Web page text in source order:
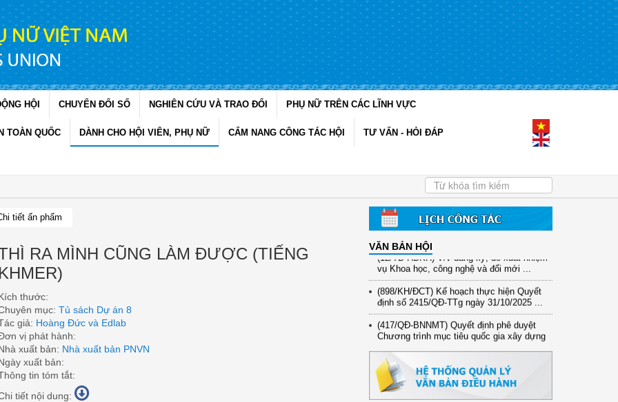
HỘI CHUYỂN ĐỔI SỐ NGHIÊN CỨU VÀ TRAO ĐỔI PHỤ NỮ TRÊN CÁC LĨNH VỰC
TOÀN QUỐC DÀNH CHO HỘI VIÊN, PHỤ NỮ CẨM NANG CÔNG TÁC HỘI TƯ VẤN - HỎI ĐÁP
tiết ấn phẩm
RA MÌNH CŨNG LÀM ĐƯỢC (TIẾNG
KHMER)
thước:
mục: Tủ sách Dự án 8
giả: Hoàng Đức và Edlab
vị phát hành:
xuất bản: Nhà xuất bản PNVN
xuất bản:
tin tóm tắt:
tiết nội dung:
VĂN BẢN HỘI
(12/TB-HĐKH) V/v đăng ký, đề xuất nhiệm
vụ Khoa học, công nghệ và đổi mới ...
(898/KH/ĐCT) Kế hoạch thực hiện Quyết
định số 2415/QĐ-TTg ngày 31/10/2025 ...
(417/QĐ-BNNMT) Quyết định phê duyệt
Chương trình mục tiêu quốc gia xây dựng
...
(891/KH-ĐCT) Kế hoạch thực hiện Nghị
quyết số 72-NQ/TW ngày 9/9/2025 của Bộ
...